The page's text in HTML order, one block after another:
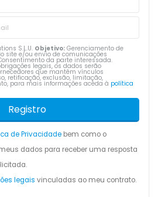
S.L.U. Objetivo: Gerenciamento de
site e/ou envio de comunicações
da parte interessada.
legais, os dados serão
que mantêm vínculos
retificação, exclusão, limitação,
para mais informações aceda à política
Registro
de Privacidade bem como o
dados para receber uma resposta
legais vinculadas ao meu contrato.